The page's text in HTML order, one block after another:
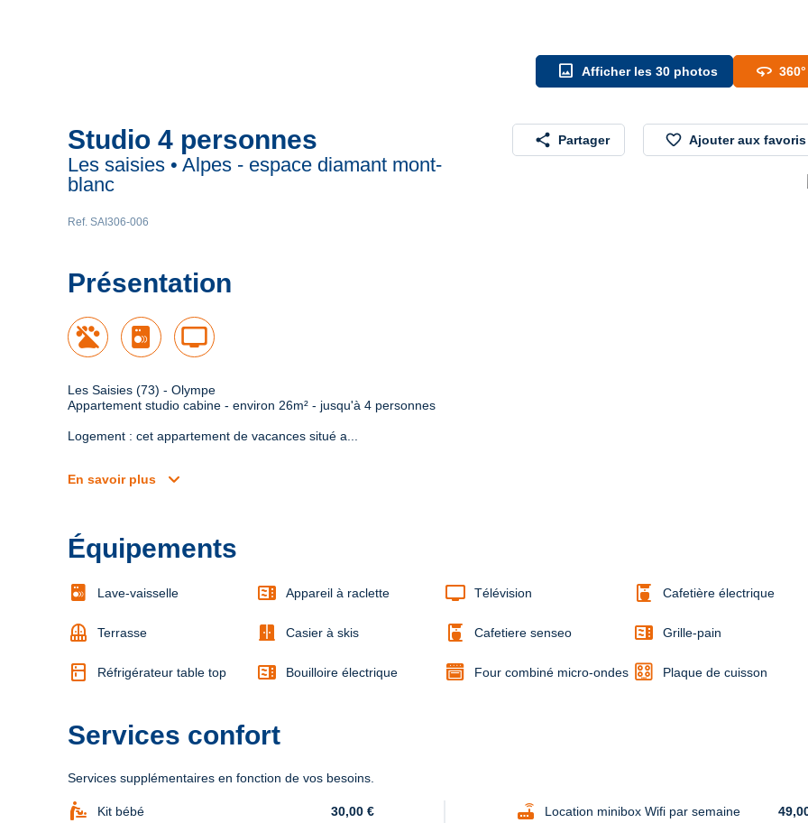
image Afficher les 30 photos 360 360°
Studio 4 personnes
Les saisies • Alpes - espace diamant mont-
blanc
Ref. SAI306-006
share Partager favorite_border Ajouter aux favoris
Présentation
tv
Les Saisies (73) - Olympe
Appartement studio cabine - environ 26m² - jusqu'à 4 personnes
Logement : cet appartement de vacances situé a...
En savoir plus expand_more
Équipements
Lave-vaisselle microwave Appareil à raclette tv Télévision coffee_maker Cafetière électrique
balcony Terrasse door_sliding Casier à skis coffee_maker Cafetiere senseo microwave Grille-pain
kitchen Réfrigérateur table top microwave Bouilloire électrique Four combiné micro-ondes Plaque de cuisson
Services confort
Services supplémentaires en fonction de vos besoins.
baby_changing_station Kit bébé 30,00 € router Location minibox Wifi par semaine